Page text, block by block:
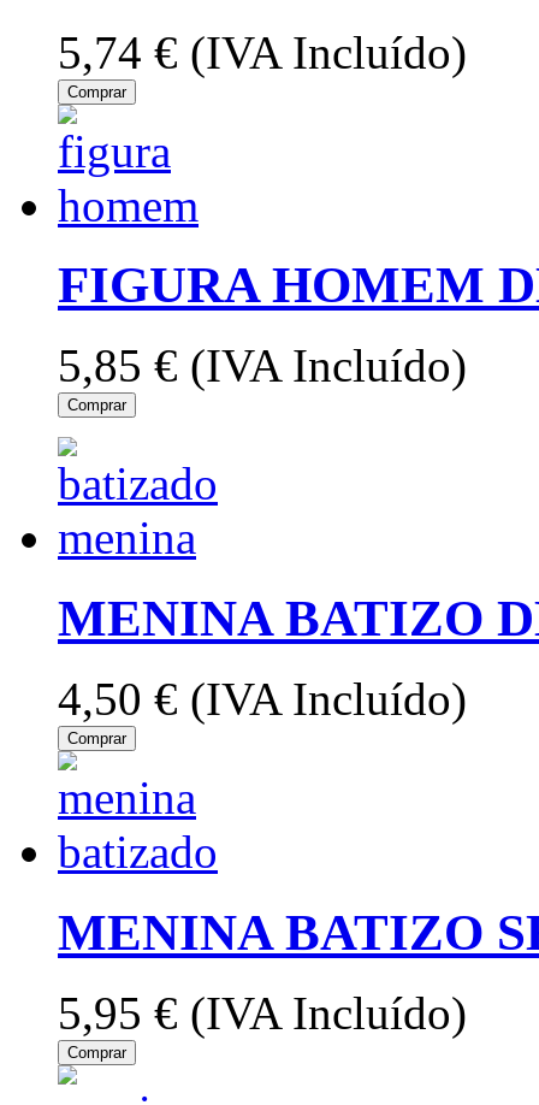
5,74 € (IVA Incluído)
Comprar
FIGURA HOMEM
5,85 € (IVA Incluído)
Comprar
MENINA BATIZO
4,50 € (IVA Incluído)
Comprar
MENINA BATIZO
5,95 € (IVA Incluído)
Comprar